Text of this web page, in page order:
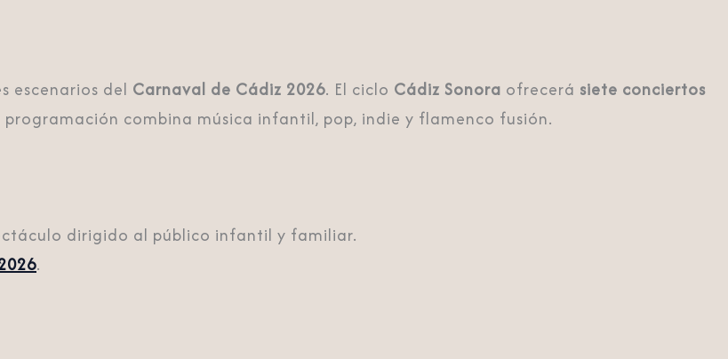
escenarios del Carnaval de Cádiz 2026. El ciclo Cádiz Sonora ofrecerá siete conciertos
programación combina música infantil, pop, indie y flamenco fusión.
dirigido al público infantil y familiar.
.